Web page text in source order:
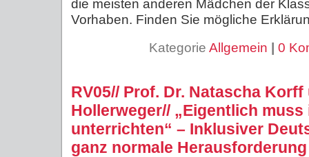
die meisten anderen Mädchen der
Vorhaben. Finden Sie mögliche
Kategorie Allgemein 0
RV05// Prof. Dr. Natascha
Hollerweger// „Eigentlich
unterrichten“ – Inklusiver
ganz normale Herausforderung